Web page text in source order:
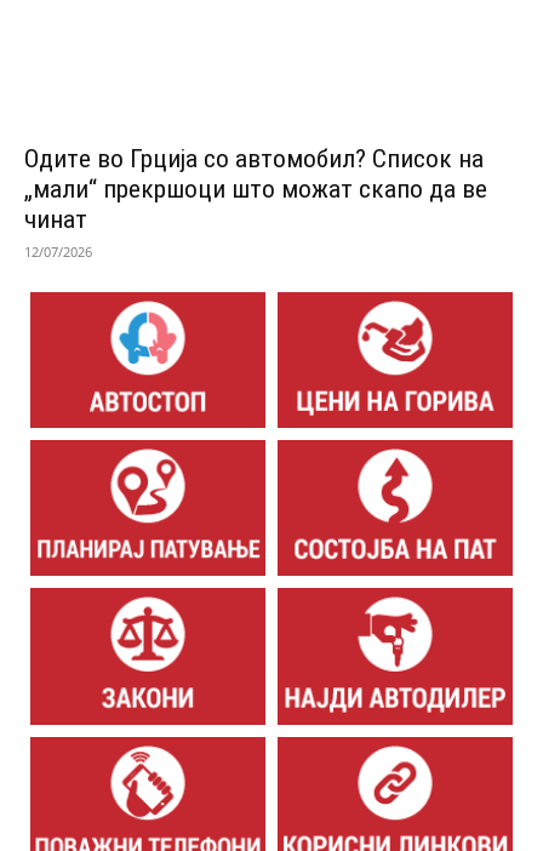
Одитe во Грција со автомобил? Список на
„мали“ прекршоци што можат скапо да ве
чинат
12/07/2026